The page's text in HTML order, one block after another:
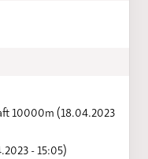
10000m (18.04.2023
- 15:05)